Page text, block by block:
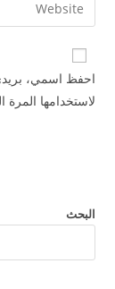
احفظ اسمي،
لاستخدامها المرة
البحث